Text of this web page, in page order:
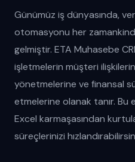
Günümüz iş dünyasında,
otomasyonu her
gelmiştir. ETA Muhasebe
işletmelerin müşteri
yönetmelerine ve finansal
etmelerine olanak tanır.
Excel karmaşasından
süreçlerinizi